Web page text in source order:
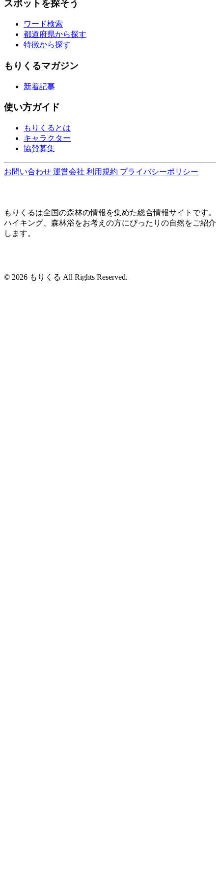
スポットを探そう
ワード検索
都道府県から探す
特徴から探す
もりくるマガジン
新着記事
使い方ガイド
もりくるとは
キャラクター
協賛募集
お問い合わせ 運営会社 利用規約 プライバシーポリシー
もりくるは全国の森林の情報を集めた総合情報サイトです。
ハイキング、森林浴をお考えの方にぴったりの自然をご紹介
します。
© 2026 もりくる All Rights Reserved.